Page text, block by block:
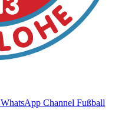
WhatsApp Channel Fußball